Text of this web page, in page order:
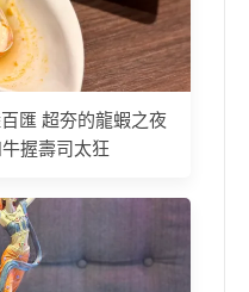
匯 超夯的龍蝦之夜
握壽司太狂